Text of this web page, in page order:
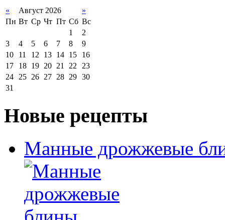
« Август 2026
»
Пн Вт Ср Чт Пт Сб Вс
1
2
3
4 5 6 7 8
9
10
11 12 13 14 15
16
17
18 19 20 21 22 23
24 25 26 27 28 29 30
31
Новые рецепты
Манные дрожжевые